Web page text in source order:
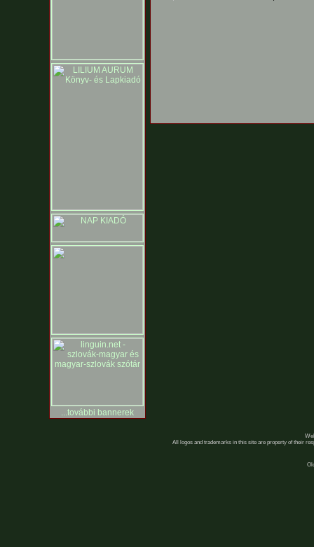
...további bannerek
All logos and trademarks in this site are property of their